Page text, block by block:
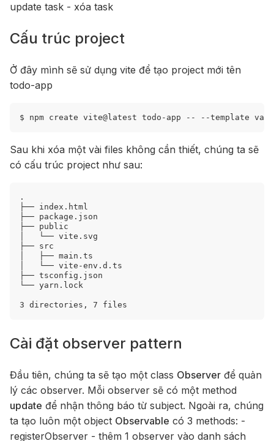
update task - xóa task
Cấu trúc project
Ở đây mình sẽ sử dụng vite để tạo project mới tên
todo-app
$ npm create vite@latest todo-app -- --template
Sau khi xóa một vài files không cần thiết, chúng ta sẽ
có cấu trúc project như sau:
.
├── index.html
├── package.json
├── public
│   └── vite.svg
├── src
│   ├── main.ts
│   └── vite-env.d.ts
├── tsconfig.json
└── yarn.lock
Cài đặt observer pattern
Đầu tiên, chúng ta sẽ tạo một class Observer để quản
lý các observer. Mỗi observer sẽ có một method
update để nhận thông báo từ subject. Ngoài ra, chúng
ta tạo luôn một object Observable có 3 methods: -
registerObserver - thêm 1 observer vào danh sách